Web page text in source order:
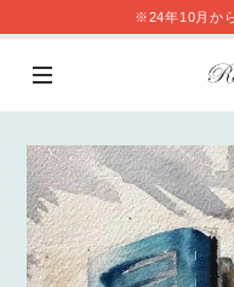
※24年10月か